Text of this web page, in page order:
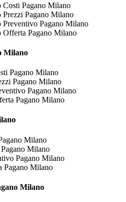
Costi Pagano Milano
Pagano Milano
Pagano Milano
Offerta Pagano Milano
Milano
Pagano Milano
Pagano Milano
Pagano Milano
Pagano Milano
Milano
Milano
Pagano Milano
Pagano Milano
Milano